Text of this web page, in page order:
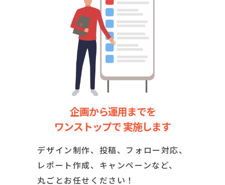
企画から運用までを
ワンストップで 実施します
デザイン制作、投稿、フォロー対応、
レポート作成、キャンペーンなど、
丸ごとお任せください！